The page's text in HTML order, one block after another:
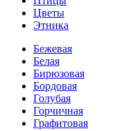
Цветы
Этника
Бежевая
Белая
Бирюзовая
Бордовая
Голубая
Горчичная
Графитовая